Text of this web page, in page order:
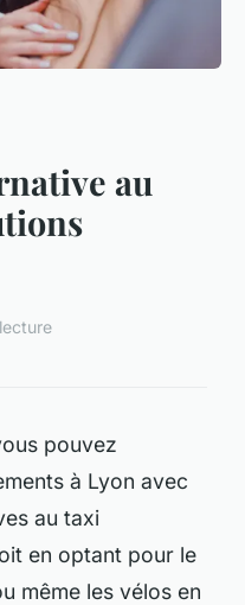
au
pouvez
à Lyon avec
au taxi
en optant pour le
même les vélos en